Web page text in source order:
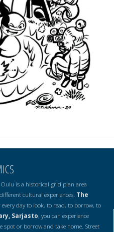
is a historical grid plan area
cultural experiences. The
day to look, to read, to borrow, to
Sarjasto, you can experience
spot or borrow and take home. Street